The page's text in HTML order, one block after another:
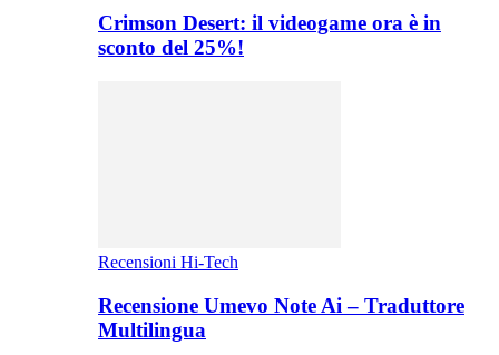
Crimson Desert: il videogame ora è in
sconto del 25%!
Recensioni Hi-Tech
Recensione Umevo Note Ai – Traduttore
Multilingua